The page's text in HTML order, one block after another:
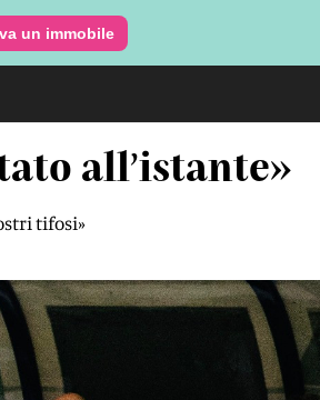
un immobile
all’istante»
tifosi»